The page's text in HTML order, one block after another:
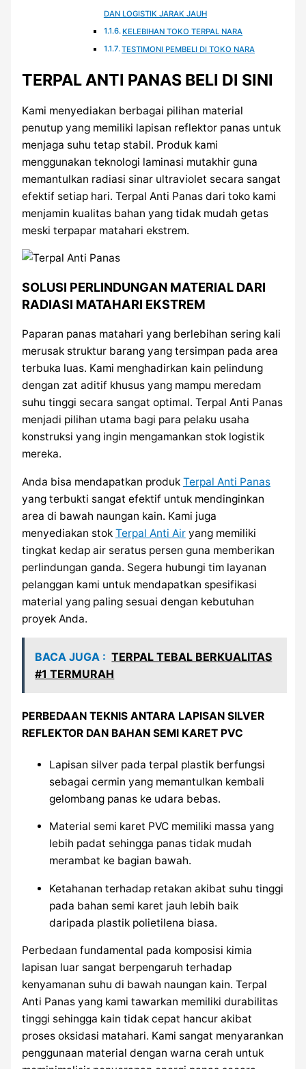
DAN LOGISTIK JARAK JAUH
KELEBIHAN TOKO TERPAL NARA
TESTIMONI PEMBELI DI TOKO NARA
TERPAL ANTI PANAS BELI DI SINI
Kami menyediakan berbagai pilihan material
penutup yang memiliki lapisan reflektor panas untuk
menjaga suhu tetap stabil. Produk kami
menggunakan teknologi laminasi mutakhir guna
memantulkan radiasi sinar ultraviolet secara sangat
efektif setiap hari. Terpal Anti Panas dari toko kami
menjamin kualitas bahan yang tidak mudah getas
meski terpapar matahari ekstrem.
SOLUSI PERLINDUNGAN MATERIAL DARI
RADIASI MATAHARI EKSTREM
Paparan panas matahari yang berlebihan sering kali
merusak struktur barang yang tersimpan pada area
terbuka luas. Kami menghadirkan kain pelindung
dengan zat aditif khusus yang mampu meredam
suhu tinggi secara sangat optimal. Terpal Anti Panas
menjadi pilihan utama bagi para pelaku usaha
konstruksi yang ingin mengamankan stok logistik
mereka.
Anda bisa mendapatkan produk Terpal Anti Panas
yang terbukti sangat efektif untuk mendinginkan
area di bawah naungan kain. Kami juga
menyediakan stok Terpal Anti Airyang memiliki
tingkat kedap air seratus persen guna memberikan
perlindungan ganda. Segera hubungi tim layanan
pelanggan kami untuk mendapatkan spesifikasi
material yang paling sesuai dengan kebutuhan
proyek Anda.
BACA JUGA : TERPAL TEBAL BERKUALITAS
#1 TERMURAH
PERBEDAAN TEKNIS ANTARA LAPISAN SILVER
REFLEKTOR DAN BAHAN SEMI KARET PVC
Lapisan silver pada terpal plastik berfungsi
sebagai cermin yang memantulkan kembali
gelombang panas ke udara bebas.
Material semi karet PVC memiliki massa yang
lebih padat sehingga panas tidak mudah
merambat ke bagian bawah.
Ketahanan terhadap retakan akibat suhu tinggi
pada bahan semi karet jauh lebih baik
daripada plastik polietilena biasa.
Perbedaan fundamental pada komposisi kimia
lapisan luar sangat berpengaruh terhadap
kenyamanan suhu di bawah naungan kain. Terpal
Anti Panas yang kami tawarkan memiliki durabilitas
tinggi sehingga kain tidak cepat hancur akibat
proses oksidasi matahari. Kami sangat menyarankan
penggunaan material dengan warna cerah untuk